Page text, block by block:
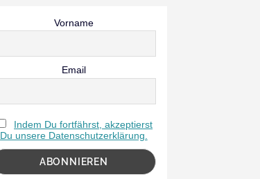
Vorname
Email
Indem Du fortfährst, akzeptierst
Du unsere Datenschutzerklärung.